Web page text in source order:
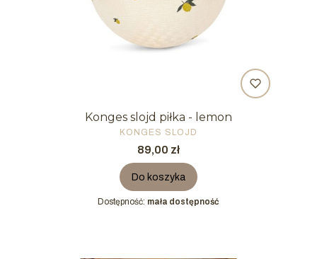
Konges slojd piłka - lemon
PRODUCENT
KONGES SLOJD
Cena
89,00 zł
Do koszyka
Dostępność: mała dostępność